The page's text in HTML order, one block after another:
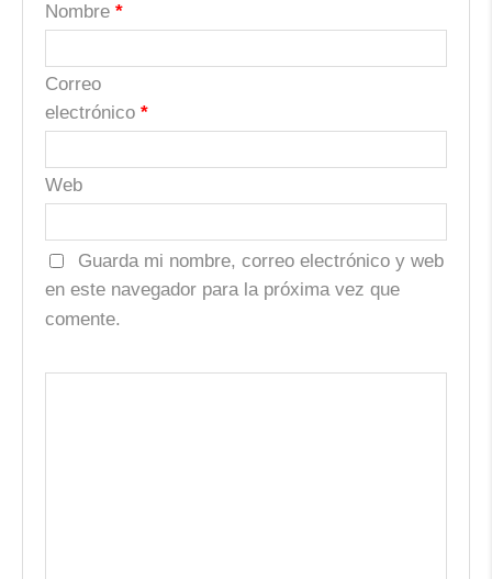
Nombre *
Correo
electrónico *
Web
Guarda mi nombre, correo electrónico y web
en este navegador para la próxima vez que
comente.